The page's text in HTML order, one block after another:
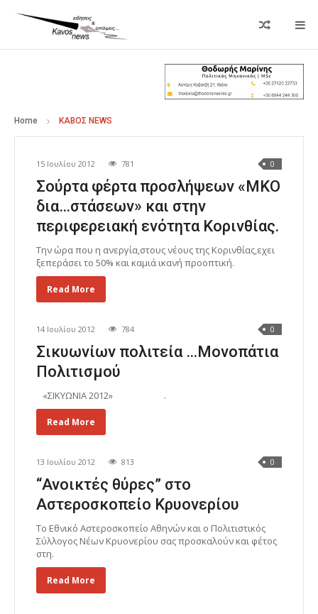
Home ΚΑΒΟΣ NEWS
15 Ιουλίου 2012 781 0
Σούρτα φέρτα προσλήψεων «ΜΚΟ
δια…στάσεων» και στην
περιφερειακή ενότητα Κορινθίας.
Την ώρα που η ανεργία,στους νέους της Κορινθίας,εχει
ξεπεράσει το 50% και καμιά ικανή προοπτική.
Read More
14 Ιουλίου 2012 784 0
Σικυωνίων πολιτεία …Μονοπάτια
Πολιτισμού
«ΣΙΚΥΩΝΙΑ 2012» .
Read More
13 Ιουλίου 2012 813 0
“Ανοικτές θύρες” στο
Αστεροσκοπείο Κρυονερίου
Το Εθνικό Αστεροσκοπείο Αθηνών και ο Πολιτιστικός
Σύλλογος Νέων Κρυονερίου σας προσκαλούν και φέτος
στη.
Read More